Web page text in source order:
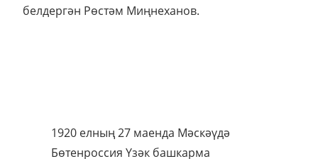
белдергән Рөстәм Миңнеханов.
1920 елның 27 маенда Мәскәүдә
Бөтенроссия Үзәк башкарма